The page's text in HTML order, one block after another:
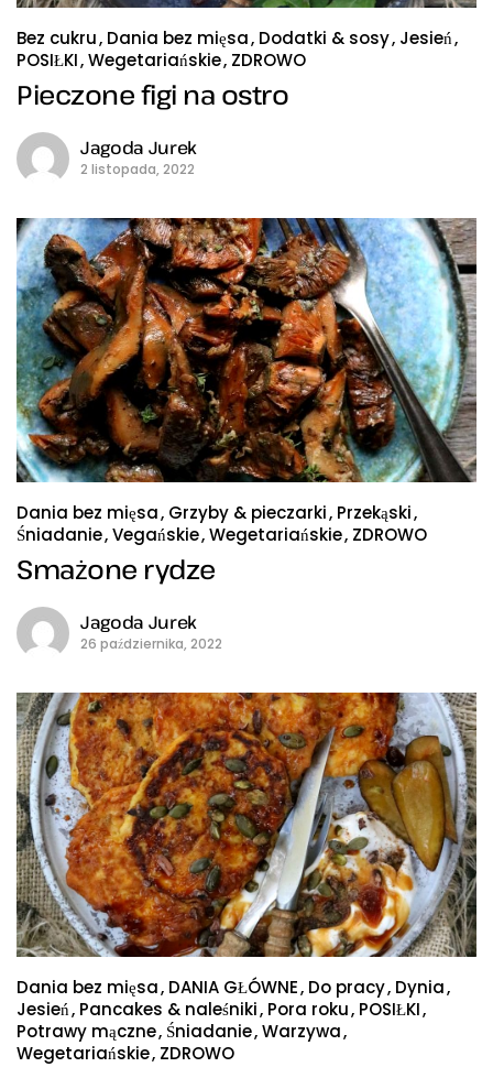
Bez cukru Dania bez mięsa Dodatki & sosy Jesień
POSIŁKI Wegetariańskie ZDROWO
Pieczone figi na ostro
Jagoda Jurek
2 listopada, 2022
Dania bez mięsa Grzyby & pieczarki Przekąski
Śniadanie Vegańskie Wegetariańskie ZDROWO
Smażone rydze
Jagoda Jurek
26 października, 2022
Dania bez mięsa DANIA GŁÓWNE Do pracy Dynia
Jesień Pancakes & naleśniki Pora roku POSIŁKI
Potrawy mączne Śniadanie Warzywa
Wegetariańskie ZDROWO